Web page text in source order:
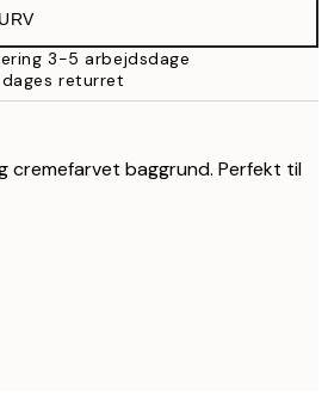
3-5 arbejdsdage
returret
cremefarvet baggrund. Perfekt til